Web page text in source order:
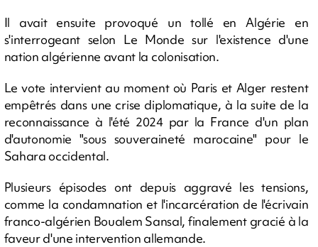
Il avait ensuite provoqué un tollé en Algérie en
s'interrogeant selon Le Monde sur l'existence d'une
nation algérienne avant la colonisation.
Le vote intervient au moment où Paris et Alger restent
empêtrés dans une crise diplomatique, à la suite de la
reconnaissance à l'été 2024 par la France d'un plan
d'autonomie "sous souveraineté marocaine" pour le
Sahara occidental.
Plusieurs épisodes ont depuis aggravé les tensions,
comme la condamnation et l'incarcération de l'écrivain
franco-algérien Boualem Sansal, finalement gracié à la
faveur d'une intervention allemande.